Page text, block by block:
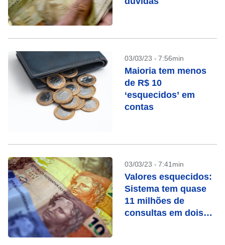
03/03/23 - 7:56min
Maioria tem menos
de R$ 10
‘esquecidos’ em
contas
03/03/23 - 7:41min
Valores esquecidos:
Sistema tem quase
11 milhões de
consultas em dois